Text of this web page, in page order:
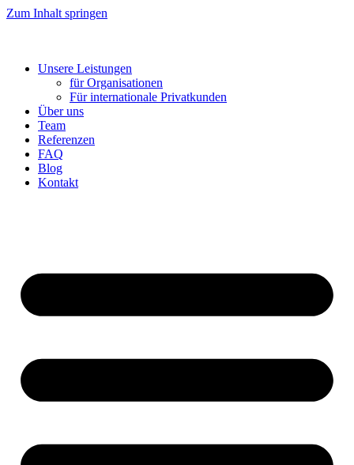
Zum Inhalt springen
Unsere Leistungen
für Organisationen
Für internationale Privatkunden
Über uns
Team
Referenzen
FAQ
Blog
Kontakt